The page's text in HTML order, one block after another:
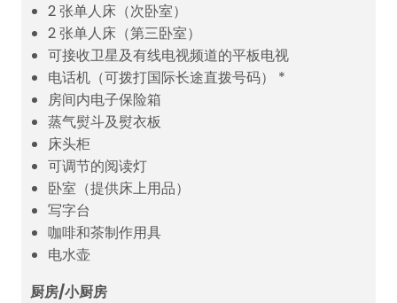
2 张单人床（次卧室）
2 张单人床（第三卧室）
可接收卫星及有线电视频道的平板电视
电话机（可拨打国际长途直拨号码） *
房间内电子保险箱
蒸气熨斗及熨衣板
床头柜
可调节的阅读灯
卧室（提供床上用品）
写字台
咖啡和茶制作用具
电水壶
厨房/小厨房